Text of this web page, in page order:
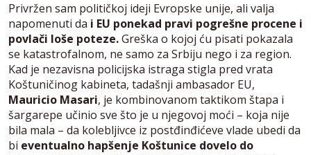
Privržen sam političkoj ideji Evropske unije, ali valja
napomenuti da i EU ponekad pravi pogrešne procene i
povlači loše poteze.Greška o kojoj ću pisati pokazala
se katastrofalnom, ne samo za Srbiju nego i za region.
Kad je nezavisna policijska istraga stigla pred vrata
Koštuničinog kabineta, tadašnji ambasador EU,
Mauricio Masari, je kombinovanom taktikom štapa i
šargarepe učinio sve što je u njegovoj moći – koja nije
bila mala – da kolebljivce iz postđinđićeve vlade ubedi da
bi eventualno hapšenje Koštunice dovelo do